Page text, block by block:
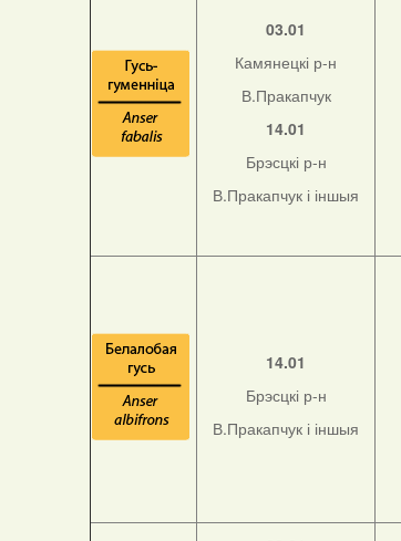
03.01
Камянецкі р-н
В.Пракапчук
14.01
Брэсцкі р-н
В.Пракапчук і іншыя
14.01
Брэсцкі р-н
В.Пракапчук і іншыя